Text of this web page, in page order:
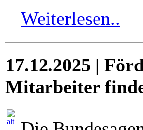
Weiterlesen..
17.12.2025 |
Mitarbeiter